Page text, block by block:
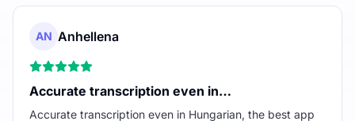
AN Anhellena
Accurate transcription even in…
Accurate transcription even in Hungarian, the best app